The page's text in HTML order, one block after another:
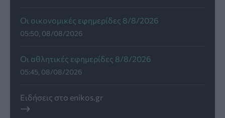
Οι οικονομικές εφημερίδες 8/8/2026
05:50, 08/08/2026
Οι αθλητικές εφημερίδες 8/8/2026
05:45, 08/08/2026
Ειδήσεις στο enikos.gr